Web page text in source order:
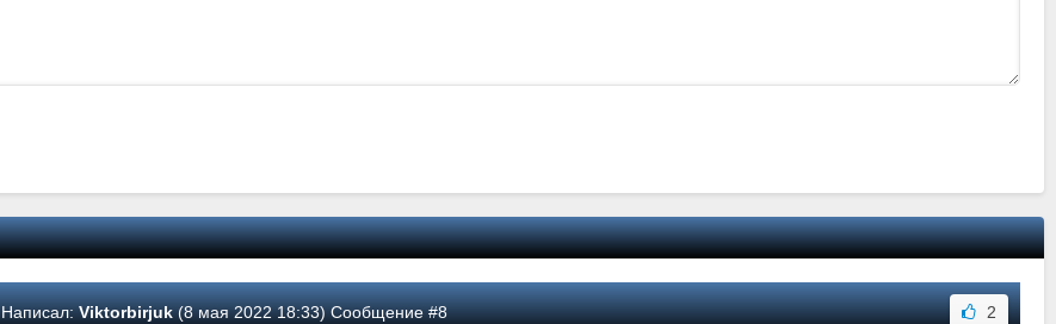
Написал: Viktorbirjuk(8 мая 2022 18:33) Сообщение #8 2